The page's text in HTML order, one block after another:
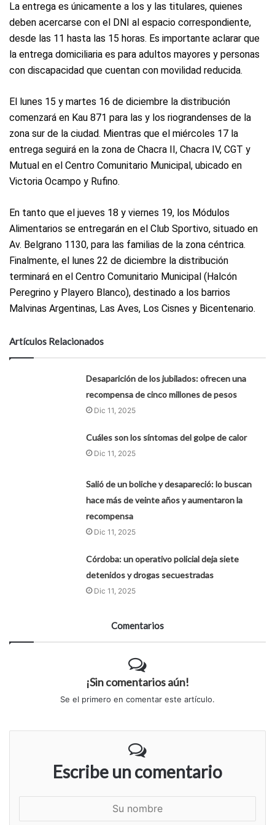
La entrega es únicamente a los y las titulares, quienes
deben acercarse con el DNI al espacio correspondiente,
desde las 11 hasta las 15 horas. Es importante aclarar que
la entrega domiciliaria es para adultos mayores y personas
con discapacidad que cuentan con movilidad reducida.
El lunes 15 y martes 16 de diciembre la distribución
comenzará en Kau 871 para las y los riograndenses de la
zona sur de la ciudad. Mientras que el miércoles 17 la
entrega seguirá en la zona de Chacra II, Chacra IV, CGT y
Mutual en el Centro Comunitario Municipal, ubicado en
Victoria Ocampo y Rufino.
En tanto que el jueves 18 y viernes 19, los Módulos
Alimentarios se entregarán en el Club Sportivo, situado en
Av. Belgrano 1130, para las familias de la zona céntrica.
Finalmente, el lunes 22 de diciembre la distribución
terminará en el Centro Comunitario Municipal (Halcón
Peregrino y Playero Blanco), destinado a los barrios
Malvinas Argentinas, Las Aves, Los Cisnes y Bicentenario.
Artículos Relacionados
Desaparición de los jubilados: ofrecen una
recompensa de cinco millones de pesos
Dic 11, 2025
Cuáles son los síntomas del golpe de calor
Dic 11, 2025
Salió de un boliche y desapareció: lo buscan
hace más de veinte años y aumentaron la
recompensa
Dic 11, 2025
Córdoba: un operativo policial deja siete
detenidos y drogas secuestradas
Dic 11, 2025
Comentarios
¡Sin comentarios aún!
Se el primero en comentar este artículo.
Escribe un comentario